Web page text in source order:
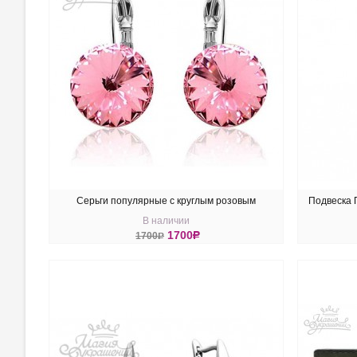
Серьги популярные с круглым розовым
кристаллом Swarovski Light Rose
В наличии
1700R 1700R
Подвеска